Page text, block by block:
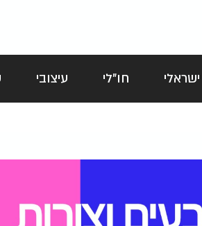
ישראלי חו"לי עיצובי